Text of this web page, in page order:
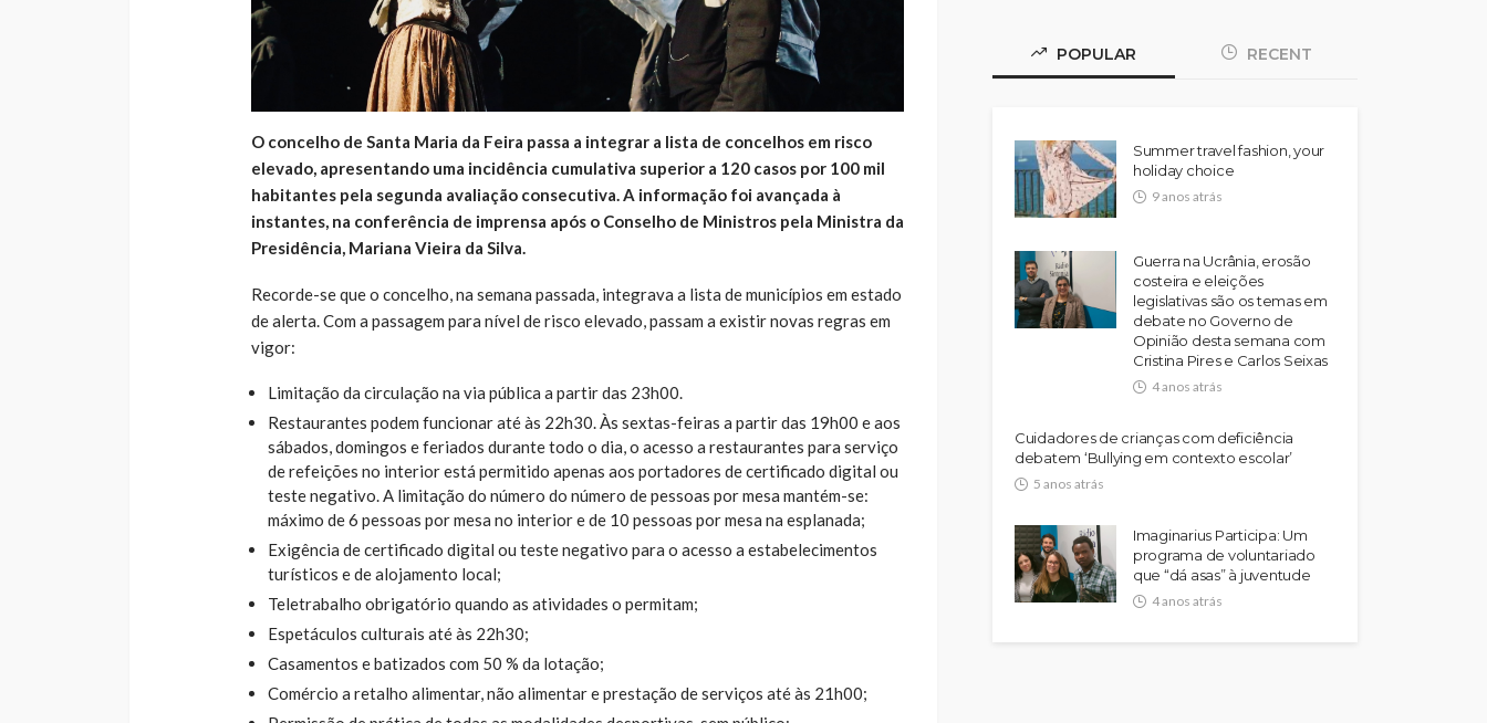
O concelho de Santa Maria da Feira passa a integrar a lista de concelhos em risco
elevado, apresentando uma incidência cumulativa superior a 120 casos por 100 mil
habitantes pela segunda avaliação consecutiva. A informação foi avançada à
instantes, na conferência de imprensa após o Conselho de Ministros pela Ministra da
Presidência, Mariana Vieira da Silva.
Recorde-se que o concelho, na semana passada, integrava a lista de municípios em estado
de alerta. Com a passagem para nível de risco elevado, passam a existir novas regras em
vigor:
Limitação da circulação na via pública a partir das 23h00.
Restaurantes podem funcionar até às 22h30. Às sextas-feiras a partir das 19h00 e aos
sábados, domingos e feriados durante todo o dia, o acesso a restaurantes para serviço
de refeições no interior está permitido apenas aos portadores de certificado digital ou
teste negativo. A limitação do número do número de pessoas por mesa mantém-se:
máximo de 6 pessoas por mesa no interior e de 10 pessoas por mesa na esplanada;
Exigência de certificado digital ou teste negativo para o acesso a estabelecimentos
turísticos e de alojamento local;
Teletrabalho obrigatório quando as atividades o permitam;
Espetáculos culturais até às 22h30;
Casamentos e batizados com 50 % da lotação;
Comércio a retalho alimentar, não alimentar e prestação de serviços até às 21h00;
POPULAR RECENT
Summer travel fashion, your
holiday choice
9 anos atrás
Guerra na Ucrânia, erosão
costeira e eleições
legislativas são os temas em
debate no Governo de
Opinião desta semana com
Cristina Pires e Carlos Seixas
4 anos atrás
Cuidadores de crianças com deficiência
debatem ‘Bullying em contexto escolar’
5 anos atrás
Imaginarius Participa: Um
programa de voluntariado
que “dá asas” à juventude
4 anos atrás